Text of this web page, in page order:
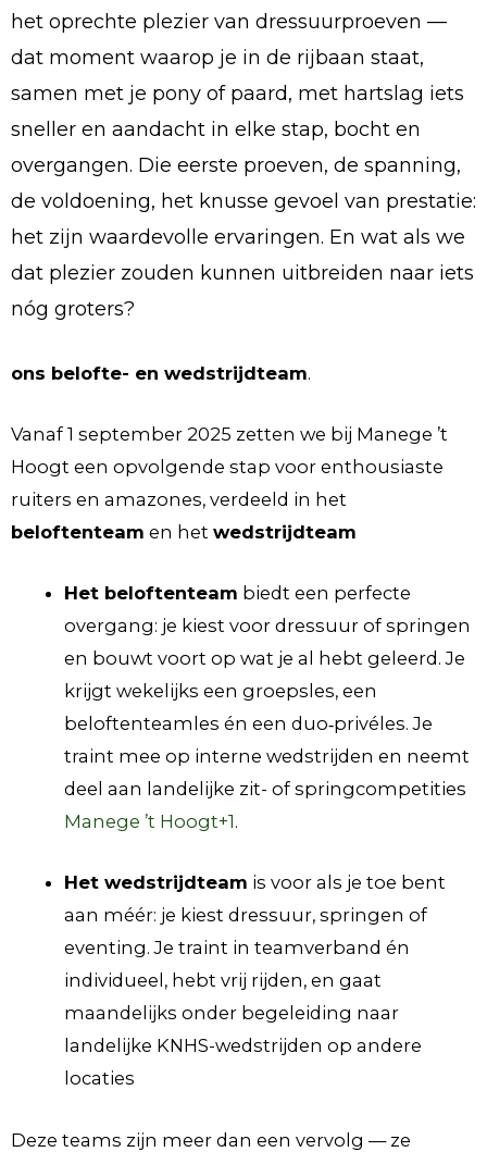
het oprechte plezier van dressuurproeven —
dat moment waarop je in de rijbaan staat,
samen met je pony of paard, met hartslag iets
sneller en aandacht in elke stap, bocht en
overgangen. Die eerste proeven, de spanning,
de voldoening, het knusse gevoel van prestatie:
het zijn waardevolle ervaringen. En wat als we
dat plezier zouden kunnen uitbreiden naar iets
nóg groters?
ons belofte- en wedstrijdteam.
Vanaf 1 september 2025 zetten we bij Manege ’t
Hoogt een opvolgende stap voor enthousiaste
ruiters en amazones, verdeeld in het
beloftenteam en het wedstrijdteam
Het beloftenteam biedt een perfecte
overgang: je kiest voor dressuur of springen
en bouwt voort op wat je al hebt geleerd. Je
krijgt wekelijks een groepsles, een
beloftenteamles én een duo‑privéles. Je
traint mee op interne wedstrijden en neemt
deel aan landelijke zit- of springcompetities
Manege ’t Hoogt+1.
Het wedstrijdteam is voor als je toe bent
aan méér: je kiest dressuur, springen of
eventing. Je traint in teamverband én
individueel, hebt vrij rijden, en gaat
maandelijks onder begeleiding naar
landelijke KNHS-wedstrijden op andere
locaties
Deze teams zijn meer dan een vervolg — ze